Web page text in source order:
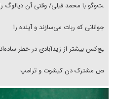
گفت‌وگو با محمد فیلی/ وقتی آن دیالوگ
نوجوانانی که ربات می‌سازند و آینده را
هیچ‌کس بیشتر از زیدآبادی در خطر
رقص مشترک دن کیشوت و ترامپ
دنده دولت به واگذاری مسئله‌دار